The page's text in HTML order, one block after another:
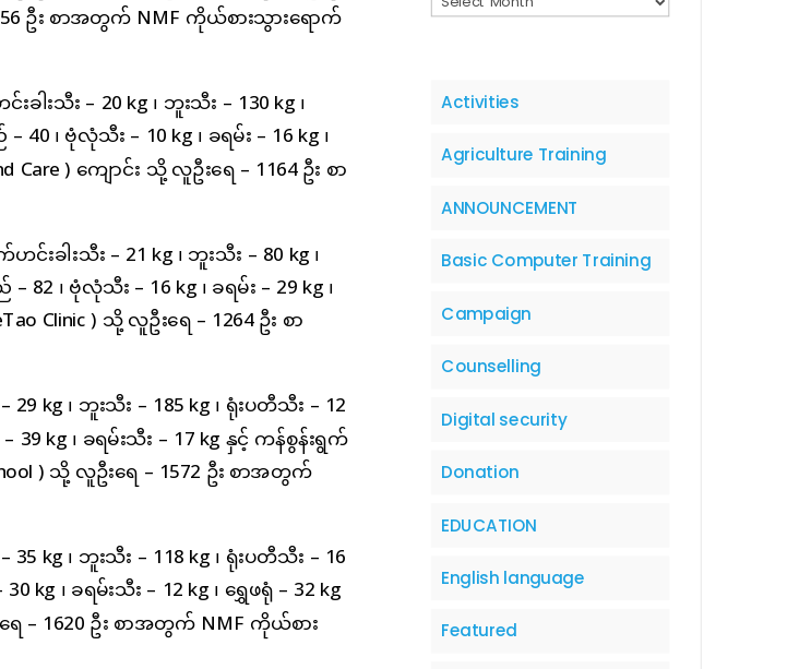
ဦး စာအတွက် NMF ကိုယ်စားသွားရောက်
ါးသီး – 20 kg ၊ ဘူးသီး – 130 kg ၊
40 ၊ ဗုံလုံသီး – 10 kg ၊ ခရမ်း – 16 kg ၊
Care ) ကျောင်း သို့ လူဦးရေ – 1164 ဦး စာ
းခါးသီး – 21 kg ၊ ဘူးသီး – 80 kg ၊
82 ၊ ဗုံလုံသီး – 16 kg ၊ ခရမ်း – 29 kg ၊
Clinic ) သို့ လူဦးရေ – 1264 ဦး စာ
kg ၊ ဘူးသီး – 185 kg ၊ ရုံးပတီသီး – 12
39 kg ၊ ခရမ်းသီး – 17 kg နှင့် ကန်စွန်းရွက်
) သို့ လူဦးရေ – 1572 ဦး စာအတွက်
kg ၊ ဘူးသီး – 118 kg ၊ ရုံးပတီသီး – 16
kg ၊ ခရမ်းသီး – 12 kg ၊ ရွှေဖရုံ – 32 kg
ရေ – 1620 ဦး စာအတွက် NMF ကိုယ်စား
Activities
Agriculture Training
ANNOUNCEMENT
Basic Computer Training
Campaign
Counselling
Digital security
Donation
EDUCATION
English language
Featured